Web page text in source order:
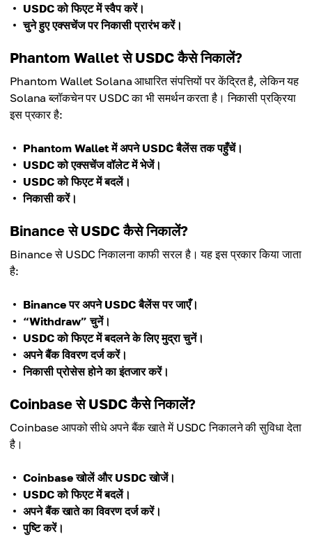
USDC को फिएट में स्वैप करें।
चुने हुए एक्सचेंज पर निकासी प्रारंभ करें।
Phantom Wallet से USDC कैसे निकालें?
Phantom Wallet Solana आधारित संपत्तियों पर केंद्रित है, लेकिन यह
Solana ब्लॉकचेन पर USDC का भी समर्थन करता है। निकासी प्रक्रिया
इस प्रकार है:
Phantom Wallet में अपने USDC बैलेंस तक पहुँचें।
USDC को एक्सचेंज वॉलेट में भेजें।
USDC को फिएट में बदलें।
निकासी करें।
Binance से USDC कैसे निकालें?
Binance से USDC निकालना काफी सरल है। यह इस प्रकार किया जाता
है:
Binance पर अपने USDC बैलेंस पर जाएँ।
“Withdraw” चुनें।
USDC को फिएट में बदलने के लिए मुद्रा चुनें।
अपने बैंक विवरण दर्ज करें।
निकासी प्रोसेस होने का इंतजार करें।
Coinbase से USDC कैसे निकालें?
Coinbase आपको सीधे अपने बैंक खाते में USDC निकालने की सुविधा देता
है।
Coinbase खोलें और USDC खोजें।
USDC को फिएट में बदलें।
अपने बैंक खाते का विवरण दर्ज करें।
पुष्टि करें।